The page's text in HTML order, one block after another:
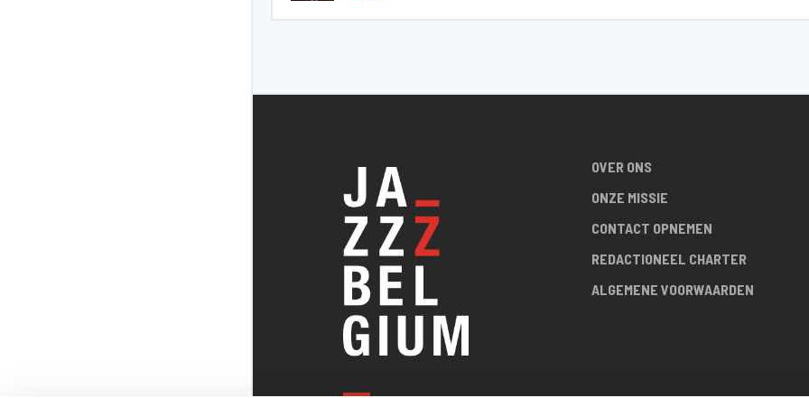
OVER ONS
ONZE MISSIE
CONTACT OPNEMEN
REDACTIONEEL CHARTER
ALGEMENE VOORWAARDEN